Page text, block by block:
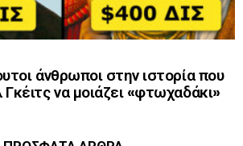
άνθρωποι στην ιστορία που
να μοιάζει «φτωχαδάκι»